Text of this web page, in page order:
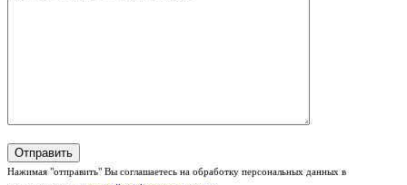
Нажимая "отправить" Вы соглашаетесь на обработку персональных данных в